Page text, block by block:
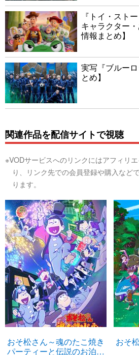
『トイ・スト
キャラクター
情報まとめ】
実写『ブルー
とめ】
関連作品を配信サイトで視聴
※VODサービスへのリンクにはアフィリ
り、リンク先での会員登録や購入など
ります。
おそ松さん～魂のたこ焼き
パーティーと伝説のお泊り
おそ